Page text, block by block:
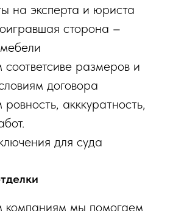
на эксперта и юриста
сторона –
размеров и
договора
акккуратность,
для суда
мы помогаем